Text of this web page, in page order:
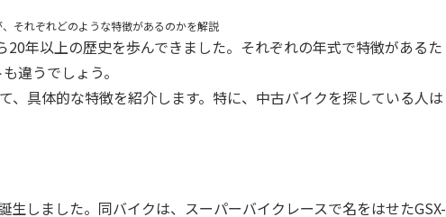
それぞれどのような特徴があるのかを解説
20年以上の歴史を歩んできました。それぞれの年式で特徴があるた
違うでしょう。
、具体的な特徴を紹介します。特に、中古バイクを探している人は
生しました。同バイクは、スーパーバイクレースで名をはせたGSX-